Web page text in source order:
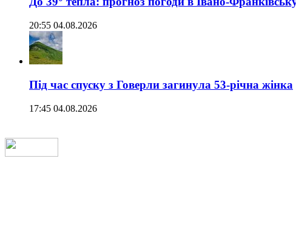
20:55 04.08.2026
Під час спуску з Говерли загинула 53-річна жінка
17:45 04.08.2026